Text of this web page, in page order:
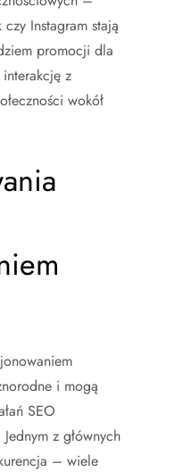
Instagram stają
promocji dla
z
wokół
i mogą
SEO
z głównych
– wiele